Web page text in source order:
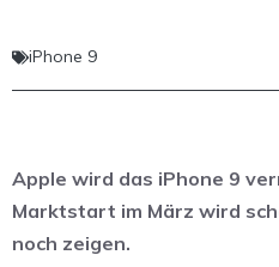
iPhone 9
Apple wird das iPhone 9
Marktstart im März wird
noch zeigen.